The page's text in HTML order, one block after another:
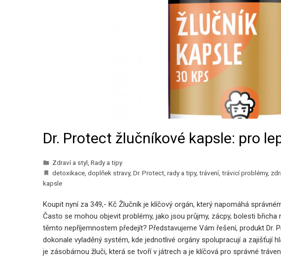
Dr. Protect žlučníkové kapsle: pro
Zdraví a styl Rady a tipy
detoxikace doplňek stravy, Dr. Protect rady a tipy, trávení, trávicí problémy,
kapsle
Koupit nyní za 349,- Kč Žlučník je klíčový orgán, který napomáhá
Často se mohou objevit problémy, jako jsou průjmy, zácpy, bolesti břicha
těmto nepříjemnostem předejít? Představujeme Vám řešení, produkt Dr.
dokonale vyladěný systém, kde jednotlivé orgány spolupracují a zajišťují
je zásobárnou žluči, která se tvoří v játrech a je klíčová pro správné
Den Žen: Prodejci
Czech Grand Design 2025: Jiří Krejčiřík Se Stává
Grand Designérem
12 března, 2026